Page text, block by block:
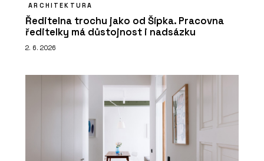
ARCHITEKTURA
Ředitelna trochu jako od Šípka. Pracovna
ředitelky má důstojnost i nadsázku
2. 6. 2026